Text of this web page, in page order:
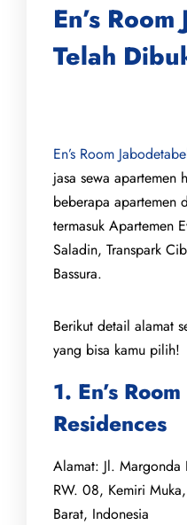
En’s
Telah
En’s Room
jasa sewa apartemen
beberapa apartemen
termasuk Apartemen
Saladin, Transpark
Bassura.
Berikut detail alamat
yang bisa kamu pilih!
1. En’s
Residences
Alamat: Jl.
RW. 08, Kemiri
Barat, Indonesia